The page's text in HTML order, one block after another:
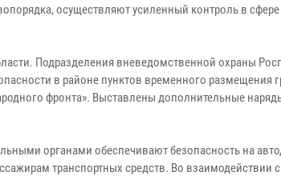
осуществляют усиленный контроль в
Подразделения вневедомственной охраны
в районе пунктов временного размещения
фронта». Выставлены дополнительные
органами обеспечивают безопасность на
транспортных средств. Во взаимодействии с